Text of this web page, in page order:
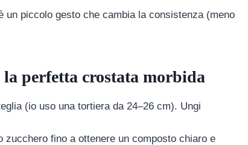
piccolo gesto che cambia la consistenza (meno
la perfetta crostata morbida
(io uso una tortiera da 24–26 cm). Ungi
fino a ottenere un composto chiaro e